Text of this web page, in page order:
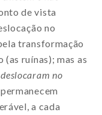
de vista
no
transformação
(as ruínas); mas as
no
a cada